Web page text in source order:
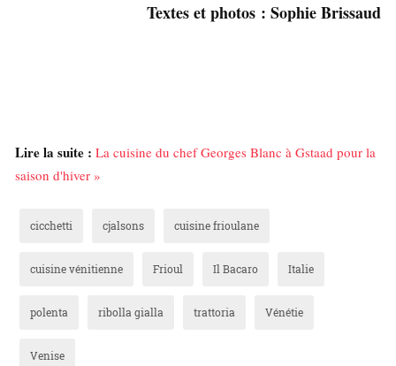
Textes et photos : Sophie Brissaud
Lire la suite : La cuisine du chef Georges Blanc à Gstaad pour la
saison d'hiver »
cicchetti cjalsons cuisine frioulane
cuisine vénitienne Frioul Il Bacaro Italie
polenta ribolla gialla trattoria Vénétie
Venise